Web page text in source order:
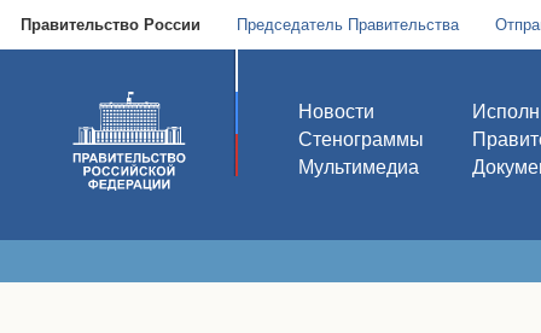
Правительство России Председатель Правительства
Новости
Стенограммы
Мультимедиа